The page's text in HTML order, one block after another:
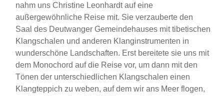
nahm uns Christine Leonhardt auf eine
außergewöhnliche Reise mit. Sie verzauberte den
Saal des Deutwanger Gemeindehauses mit tibetischen
Klangschalen und anderen Klanginstrumenten in
wunderschöne Landschaften. Erst bereitete sie uns mit
dem Monochord auf die Reise vor, um dann mit den
Tönen der unterschiedlichen Klangschalen einen
Klangteppich zu weben, auf dem wir ans Meer flogen,